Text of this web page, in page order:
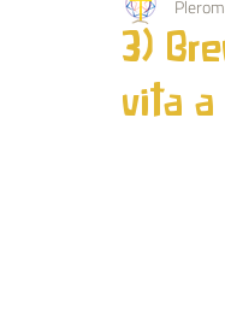
PEDAGOGIA
OCCULTISMO
3)
vita a